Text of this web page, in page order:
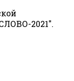
2021".